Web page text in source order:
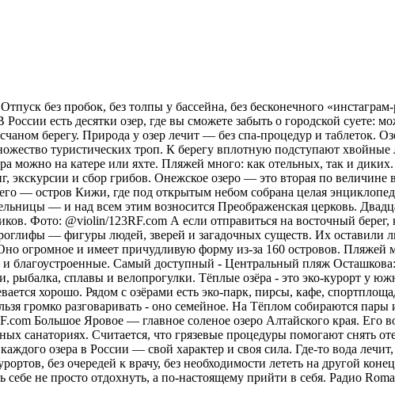
без пробок, без толпы у бассейна, без бесконечного
есть десятки озер, где вы сможете забыть о городской суете:
берегу. Природа у озер лечит — без спа-процедур и таблеток.
туристических троп. К берегу вплотную подступают хвойные
можно на катере или яхте. Пляжей много: как отельных, так и
экскурсии и сбор грибов. Онежское озеро — это вторая по
— остров Кижи, где под открытым небом собрана целая
— и над всем этим возносится Преображенская церковь.
Фото: @violin/123RF.com А если отправиться на восточный
— фигуры людей, зверей и загадочных существ. Их оставили
огромное и имеет причудливую форму из-за 160 островов.
благоустроенные. Самый доступный - Центральный пляж
рыбалка, сплавы и велопрогулки. Тёплые озёра - это эко-курорт у
хорошо. Рядом с озёрами есть эко-парк, пирсы, кафе,
громко разговаривать - оно семейное. На Тёплом собираются
Большое Яровое — главное соленое озеро Алтайского края. Его
санаториях. Считается, что грязевые процедуры помогают снять
озера в России — свой характер и своя сила. Где-то вода
без очередей к врачу, без необходимости лететь на другой
не просто отдохнуть, а по-настоящему прийти в себя. Радио